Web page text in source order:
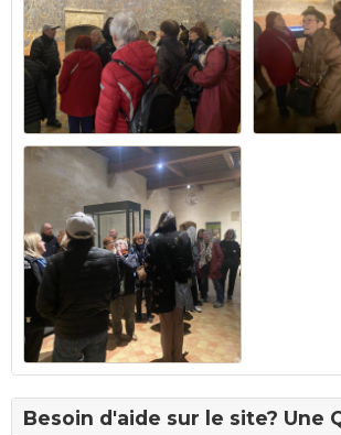
Besoin d'aide sur le site? Une